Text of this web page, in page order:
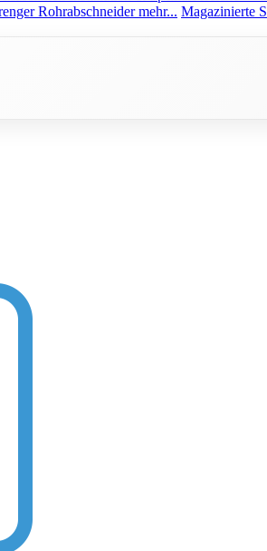
Rohrabschneider mehr... Magazinierte